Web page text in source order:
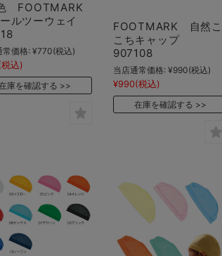
FOOTMARK
ルツーウェイ
常価格: ¥770(税込)
税込)
庫を確認する
FOOTMARK 自然こ
こちキャップ
907108
当店通常価格: ¥990(税込)
¥990(税込)
在庫を確認する